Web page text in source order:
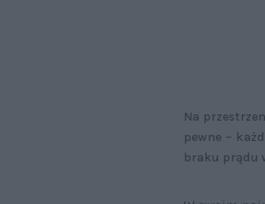
Na
pewne –
braku prądu